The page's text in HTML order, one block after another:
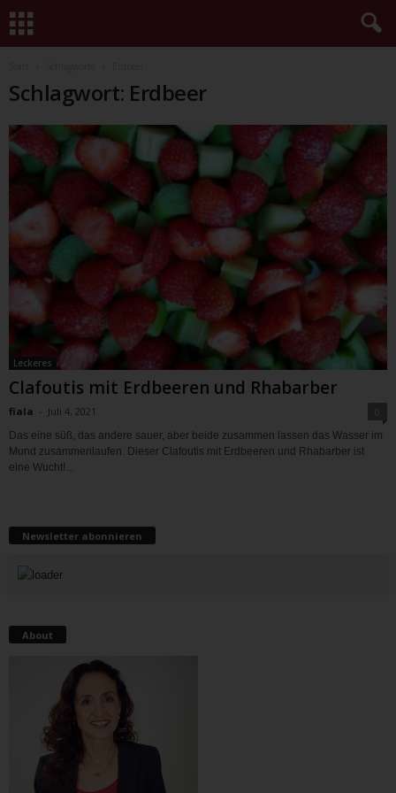
Schlagwort: Erdbeer
Leckeres
Clafoutis mit Erdbeeren und Rhabarber
fiala - Juli 4, 2021
Das eine süß, das andere sauer, aber beide zusammen lassen das Wasser im
Mund zusammenlaufen. Dieser Clafoutis mit Erdbeeren und Rhabarber ist
eine Wucht!...
Newsletter abonnieren
About